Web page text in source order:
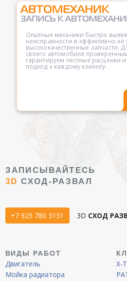
Опытные механики быстро
неисправности и эффективно её
высококачественные запчасти.
своего автомобиля
гарантируем честные расценки
подход к каждому клиенту.
ЗАПИСЫВАЙТЕСЬ
3D СХОД-РАЗВАЛ
+7 925 780 3131 3D СХОД
ВИДЫ РАБОТ
Двигатель
Мойка радиатора
X-